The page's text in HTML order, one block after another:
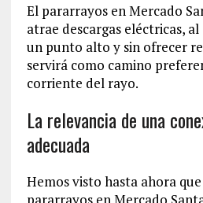
El pararrayos en Mercado
atrae descargas eléctricas,
un punto alto y sin ofrecer
servirá como camino
corriente del rayo.
La relevancia de una
adecuada
Hemos visto hasta ahora
pararrayos en Mercado